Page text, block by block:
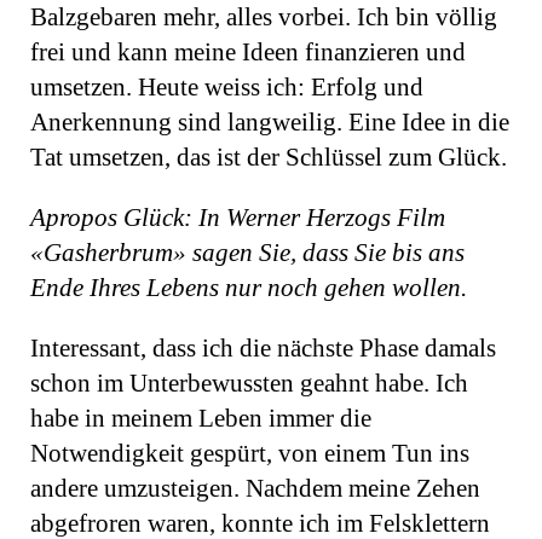
Balzgebaren mehr, alles vorbei. Ich bin völlig
frei und kann meine Ideen finanzieren und
umsetzen. Heute weiss ich: Erfolg und
Anerkennung sind langweilig. Eine Idee in die
Tat umsetzen, das ist der Schlüssel zum Glück.
Apropos Glück: In Werner Herzogs Film
«Gasherbrum» sagen Sie, dass Sie bis ans
Ende Ihres Lebens nur noch gehen wollen.
Interessant, dass ich die nächste Phase damals
schon im Unterbewussten geahnt habe. Ich
habe in meinem Leben immer die
Notwendigkeit gespürt, von einem Tun ins
andere umzusteigen. Nachdem meine Zehen
abgefroren waren, konnte ich im Felsklettern